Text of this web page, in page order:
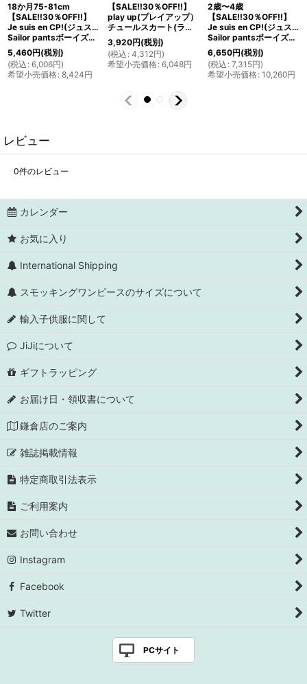
18か月75-81cm
【SALE!!30％OFF!!】
Je suis en CP!(ジュスィザンセーペー)
Sailor pantsボーイズロングセーラーパンツ(チャコールコーデュロイ)
5,460円(税別)
(税込 : 6,006円)
希望小売価格: 8,424円
【SALE!!30％OFF!!】
play up(プレイアップ）
チュールスカート(ラメドット)3歳4歳
3,920円(税別)
(税込 : 4,312円)
希望小売価格: 6,048円
2歳〜4歳
【SALE!!30％OFF!!】
Je suis en CP!(ジュスィザンセーペー)
Sailor pantsボーイズロングセーラーパンツ(ヘリンボーン)
6,650円(税別)
(税込 : 7,315円)
希望小売価格: 10,260円
レビュー
0件のレビュー
カレンダー
お気に入り
International Shipping
スモッキングワンピースのサイズについて
輸入子供服に関して
JiJiについて
ギフトラッピング
お届け日・領収書について
鎌倉店のご案内
雑誌掲載情報
特定商取引法表示
ご利用案内
お問い合わせ
Instagram
Facebook
Twitter
PCサイト